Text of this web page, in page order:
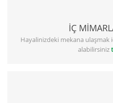
İÇ
Hayalinizdeki mekana ulaşmak
alabilirsiniz